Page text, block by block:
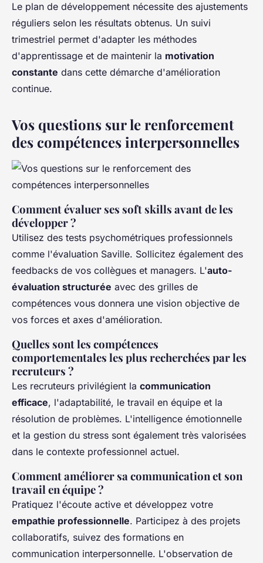
Le plan de développement nécessite des ajustements
réguliers selon les résultats obtenus. Un suivi
trimestriel permet d'adapter les méthodes
d'apprentissage et de maintenir la motivation
constante dans cette démarche d'amélioration
continue.
Vos questions sur le renforcement
des compétences interpersonnelles
Comment évaluer ses soft skills avant de les
développer ?
Utilisez des tests psychométriques professionnels
comme l'évaluation Saville. Sollicitez également des
feedbacks de vos collègues et managers. L'auto-
évaluation structurée avec des grilles de
compétences vous donnera une vision objective de
vos forces et axes d'amélioration.
Quelles sont les compétences
comportementales les plus recherchées par les
recruteurs ?
Les recruteurs privilégient la communication
efficace, l'adaptabilité, le travail en équipe et la
résolution de problèmes. L'intelligence émotionnelle
et la gestion du stress sont également très valorisées
dans le contexte professionnel actuel.
Comment améliorer sa communication et son
travail en équipe ?
Pratiquez l'écoute active et développez votre
empathie professionnelle. Participez à des projets
collaboratifs, suivez des formations en
communication interpersonnelle. L'observation de